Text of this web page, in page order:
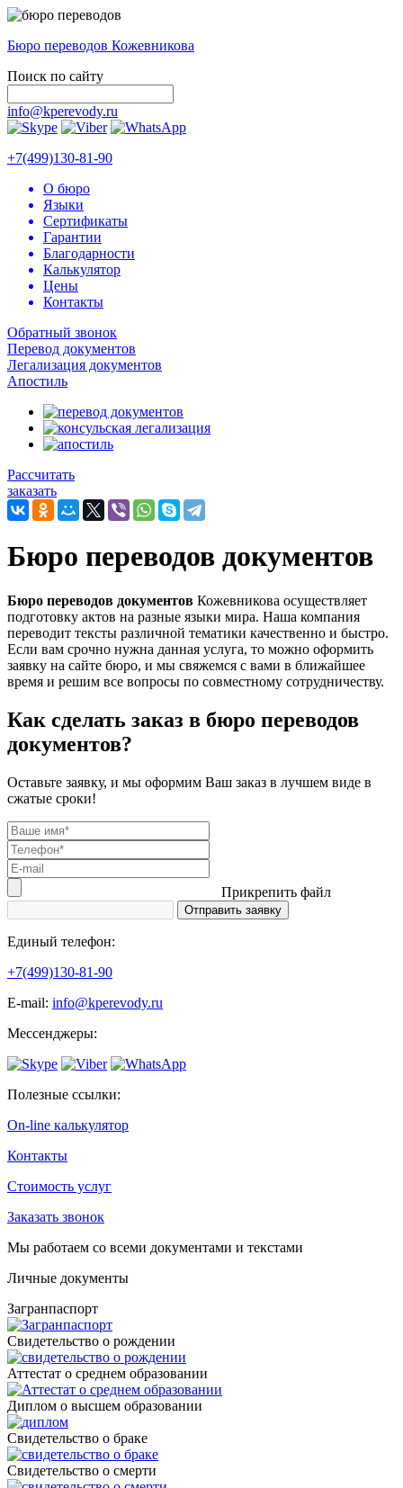
Бюро переводов Кожевникова
Поиск по сайту
info@kperevody.ru
+7(499)130-81-90
О бюро
Языки
Сертификаты
Гарантии
Благодарности
Калькулятор
Цены
Контакты
Обратный звонок
Перевод документов
Легализация документов
Апостиль
Рассчитать
заказать
Бюро переводов документов
Бюро переводов документов Кожевникова осуществляет
подготовку актов на разные языки мира. Наша компания
переводит тексты различной тематики качественно и быстро.
Если вам срочно нужна данная услуга, то можно оформить
заявку на сайте бюро, и мы свяжемся с вами в ближайшее
время и решим все вопросы по совместному сотрудничеству.
Как сделать заказ в бюро переводов
документов?
Оставьте заявку, и мы оформим Ваш заказ в лучшем виде в
сжатые сроки!
Прикрепить файл
Единый телефон:
+7(499)130-81-90
Е-mail: info@kperevody.ru
Мессенджеры:
Полезные ссылки:
On-line калькулятор
Контакты
Стоимость услуг
Заказать звонок
Мы работаем со всеми документами и текстами
Личные документы
Загранпаспорт
Cвидетельство о рождении
Аттестат о среднем образовании
Диплом о высшем образовании
Свидетельство о браке
Свидетельство о смерти